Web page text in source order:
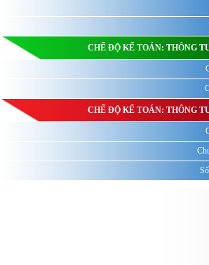
CHẾ ĐỘ KẾ TOÁN: THÔNG
CHẾ ĐỘ KẾ TOÁN: THÔNG